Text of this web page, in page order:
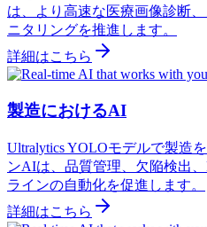
は、より高速な医療画像診断
ニタリングを推進します。
詳細はこちら
製造におけるAI
Ultralytics YOLOモデルで製造
ンAIは、品質管理、欠陥検出
ラインの自動化を促進します。
詳細はこちら